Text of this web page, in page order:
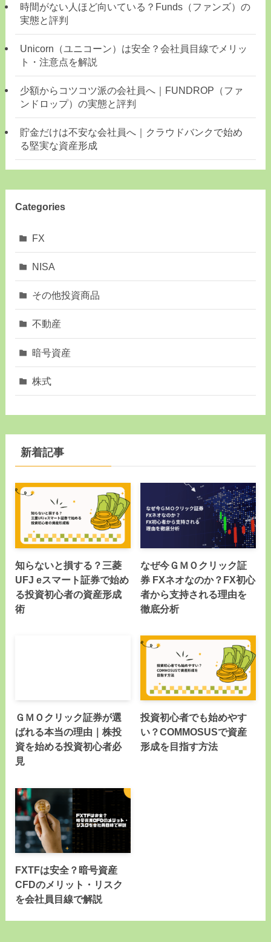
時間がない人ほど向いている？Funds（ファンズ）の
実態と評判
Unicorn（ユニコーン）は安全？会社員目線でメリッ
ト・注意点を解説
少額からコツコツ派の会社員へ｜FUNDROP（ファ
ンドロップ）の実態と評判
貯金だけは不安な会社員へ｜クラウドバンクで始め
る堅実な資産形成
Categories
FX
NISA
その他投資商品
不動産
暗号資産
株式
新着記事
知らないと損する？三菱
UFJ eスマート証券で始め
る投資初心者の資産形成
術
なぜ今ＧＭＯクリック証
券 FXネオなのか？FX初心
者から支持される理由を
徹底分析
ＧＭＯクリック証券が選
ばれる本当の理由｜株投
資を始める投資初心者必
見
投資初心者でも始めやす
い？COMMOSUSで資産
形成を目指す方法
FXTFは安全？暗号資産
CFDのメリット・リスク
を会社員目線で解説